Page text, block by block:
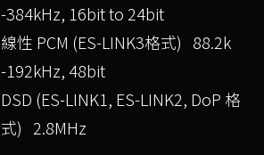
-384kHz, 16bit to 24bit
線性 PCM (ES-LINK3格式) 88.2k
-192kHz, 48bit
DSD (ES-LINK1, ES-LINK2, DoP 格
式) 2.8MHz